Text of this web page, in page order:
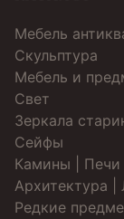
Мебель
Скульптура
Мебель и
Свет
Зеркала
Cейфы
Камины | Печи
Архитектура |
Редкие